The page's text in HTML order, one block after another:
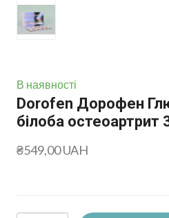
В наявності
Dorofen Дорофен
білоба остеоартрит
₴549,00 UAH